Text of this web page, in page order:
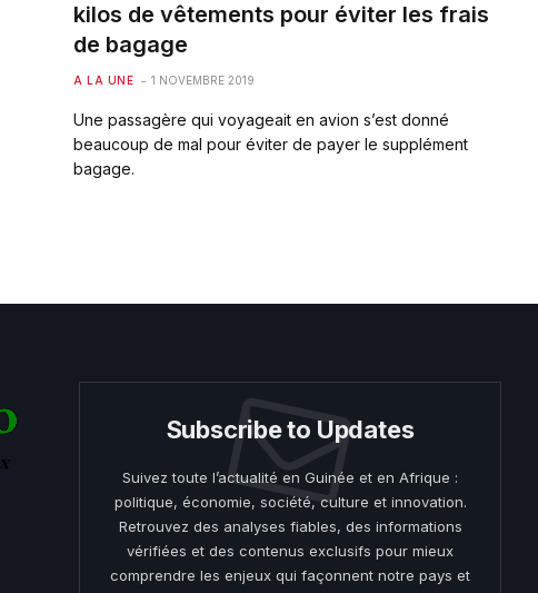
kilos de vêtements pour éviter les frais
de bagage
A LA UNE 1 NOVEMBRE 2019
Une passagère qui voyageait en avion s’est donné
beaucoup de mal pour éviter de payer le supplément
bagage.
Subscribe to Updates
Suivez toute l’actualité en Guinée et en Afrique :
politique, économie, société, culture et innovation.
Retrouvez des analyses fiables, des informations
vérifiées et des contenus exclusifs pour mieux
comprendre les enjeux qui façonnent notre pays et